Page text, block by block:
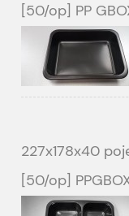
[50/op] PP
227x178x40
[50/op]